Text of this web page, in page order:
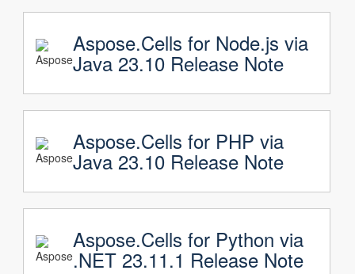
Aspose.Cells for Node.js via
Java 23.10 Release Note
Aspose.Cells for PHP via
Java 23.10 Release Note
Aspose.Cells for Python via
.NET 23.11.1 Release Note